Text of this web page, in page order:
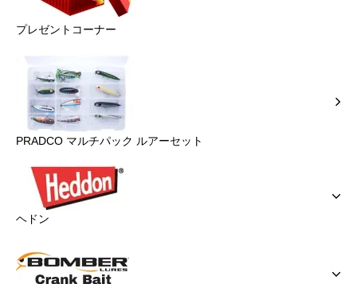
プレゼントコーナー
PRADCO マルチパック ルアーセット
ヘドン